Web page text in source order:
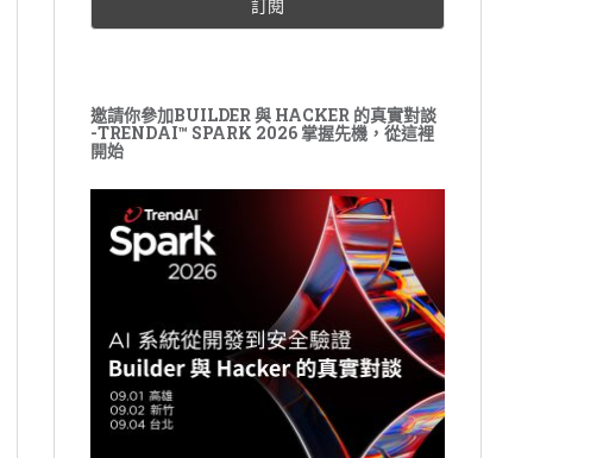
邀請你參加BUILDER 與 HACKER 的真實對談
-TRENDAI™ SPARK 2026 掌握先機，從這裡
開始